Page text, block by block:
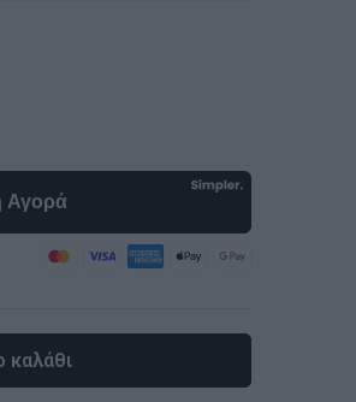
καλάθι